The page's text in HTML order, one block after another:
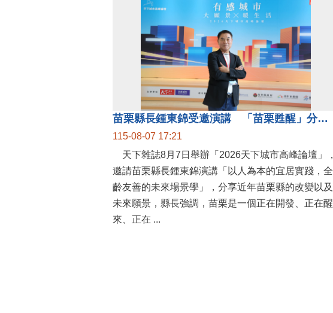
苗栗縣長鍾東錦受邀演講 「苗栗甦醒」分享近年轉變
115-08-07 17:21
天下雜誌8月7日舉辦「2026天下城市高峰論壇」，
邀請苗栗縣長鍾東錦演講「以人為本的宜居實踐，全
齡友善的未來場景學」，分享近年苗栗縣的改變以及
未來願景，縣長強調，苗栗是一個正在開發、正在醒
來、正在 ...